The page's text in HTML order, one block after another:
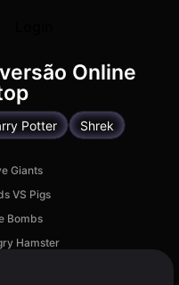
Online
Potter Shrek
Giants
VS Pigs
Bombs
Hamster